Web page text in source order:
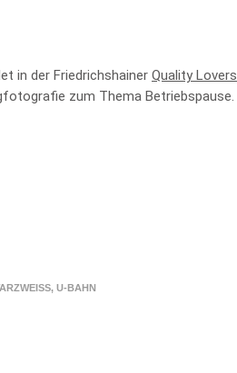
in der Friedrichshainer Quality
zum Thema Betriebspause.
, U-BAHN